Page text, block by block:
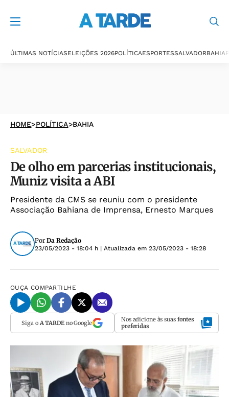
ÚLTIMAS NOTÍCIASELEIÇÕES 2026POLÍTICAESPORTESSALVADORBAHIA
HOME>POLÍTICA>BAHIA
SALVADOR
De olho em parcerias institucionais,
Muniz visita a ABI
Presidente da CMS se reuniu com o presidente
Associação Bahiana de Imprensa, Ernesto Marques
Por Da Redação
23/05/2023 - 18:04 h | Atualizada em 23/05/2023 - 18:28
OUÇA COMPARTILHE
Siga o A TARDEno Google Nos adicione às suas fontes
preferidas